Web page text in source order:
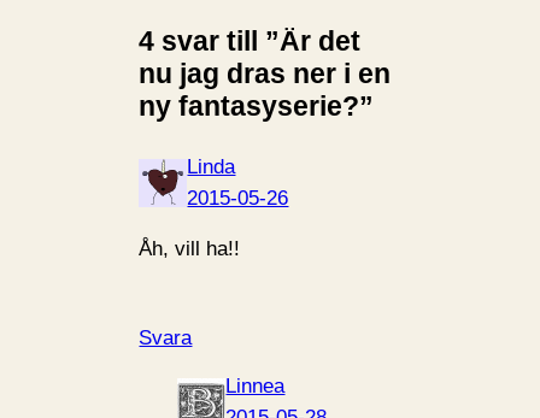
4 svar till ”Är det
nu jag dras ner i en
ny fantasyserie?”
Linda
2015-05-26
Åh, vill ha!!
Svara
Linnea